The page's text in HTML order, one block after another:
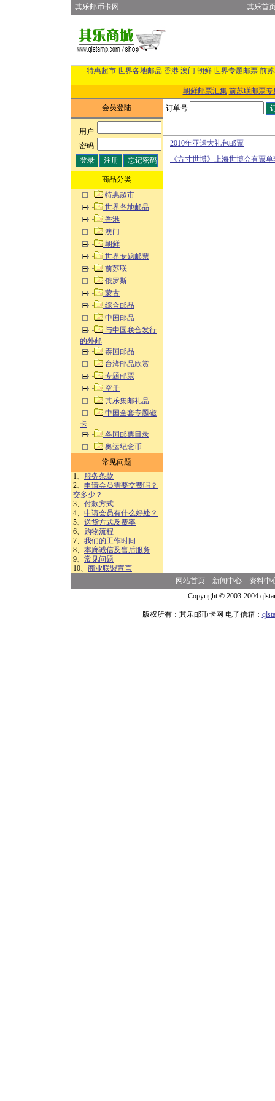
其乐邮币卡网 其乐首
特惠超市 世界各地邮品 香港 澳门 朝鲜 世界专题邮票 前
朝鲜邮票汇集 前苏联邮票专
会员登陆
用户:
密码:
商品分类
特惠超市
世界各地邮品
香港
澳门
朝鲜
世界专题邮票
前苏联
俄罗斯
蒙古
综合邮品
中国邮品
与中国联合发行
的外邮
泰国邮品
台湾邮品欣赏
专题邮票
空册
其乐集邮礼品
中国全套专题磁
卡
各国邮票目录
奥运纪念币
常见问题
1、 服务条款
2、 申请会员需要交费吗？
交多少？
3、 付款方式
4、 申请会员有什么好处？
5、 送货方式及费率
6、 购物流程
7、 我们的工作时间
8、 本廊诚信及售后服务
9、 常见问题
10、 商业联盟宣言
订单号
2010年亚运大礼包邮票
《方寸世博》上海世博会有票
网站首页 新闻中心
资料中
Copyright © 2003-2004
版权所有：其乐邮币卡网 电子信箱：